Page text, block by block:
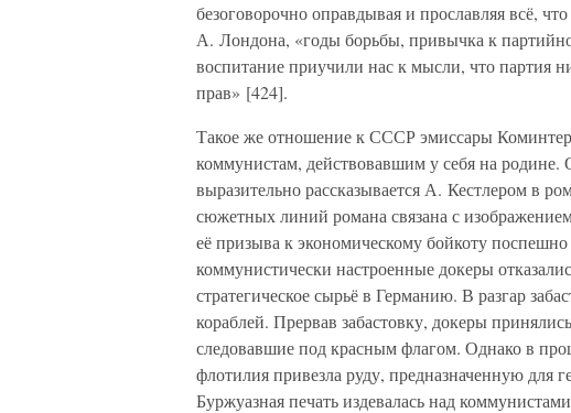
безоговорочно оправдывая и прославляя всё,
А. Лондона, «годы борьбы, привычка к
воспитание приучили нас к мысли, что партия
прав» [424].
Такое же отношение к СССР эмиссары
коммунистам, действовавшим у себя на родине.
выразительно рассказывается А. Кестлером в
сюжетных линий романа связана с
её призыва к экономическому бойкоту
коммунистически настроенные докеры
стратегическое сырьё в Германию. В разгар
кораблей. Прервав забастовку, докеры
следовавшие под красным флагом. Однако в
флотилия привезла руду, предназначенную для
Буржуазная печать издевалась над